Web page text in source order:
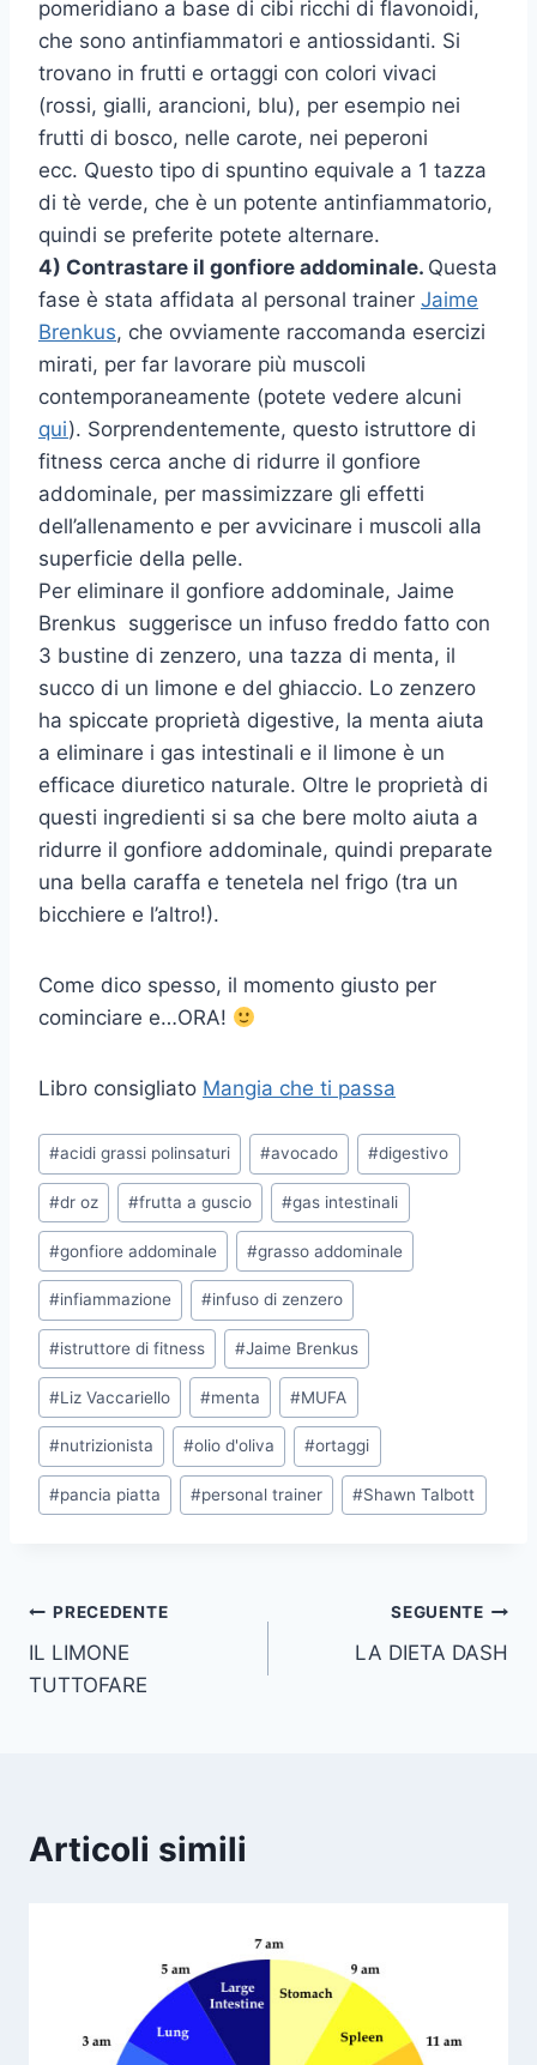
pomeridiano a base di cibi ricchi di flavonoidi,
che sono antinfiammatori e antiossidanti. Si
trovano in frutti e ortaggi con colori vivaci
(rossi, gialli, arancioni, blu), per esempio nei
frutti di bosco, nelle carote, nei peperoni
ecc. Questo tipo di spuntino equivale a 1 tazza
di tè verde, che è un potente antinfiammatorio,
quindi se preferite potete alternare.
4) Contrastare il gonfiore addominale. Questa
fase è stata affidata al personal trainer Jaime
Brenkus, che ovviamente raccomanda esercizi
mirati, per far lavorare più muscoli
contemporaneamente (potete vedere alcuni
qui). Sorprendentemente, questo istruttore di
fitness cerca anche di ridurre il gonfiore
addominale, per massimizzare gli effetti
dell’allenamento e per avvicinare i muscoli alla
superficie della pelle.
Per eliminare il gonfiore addominale, Jaime
Brenkus suggerisce un infuso freddo fatto con
3 bustine di zenzero, una tazza di menta, il
succo di un limone e del ghiaccio. Lo zenzero
ha spiccate proprietà digestive, la menta aiuta
a eliminare i gas intestinali e il limone è un
efficace diuretico naturale. Oltre le proprietà di
questi ingredienti si sa che bere molto aiuta a
ridurre il gonfiore addominale, quindi preparate
una bella caraffa e tenetela nel frigo (tra un
bicchiere e l’altro!).
Come dico spesso, il momento giusto per
cominciare e…ORA!
Libro consigliato Mangia che ti passa
Tag
articolo:
#acidi grassi polinsaturi #avocado #digestivo
#dr oz #frutta a guscio #gas intestinali
#gonfiore addominale #grasso addominale
#infiammazione #infuso di zenzero
#istruttore di fitness #Jaime Brenkus
#Liz Vaccariello #menta #MUFA
#nutrizionista #olio d'oliva #ortaggi
#pancia piatta #personal trainer #Shawn Talbott
Navigazione
articoli
PRECEDENTE
IL LIMONE
TUTTOFARE
SEGUENTE
LA DIETA DASH
Articoli simili